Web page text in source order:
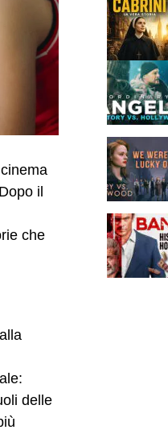
il
che
delle